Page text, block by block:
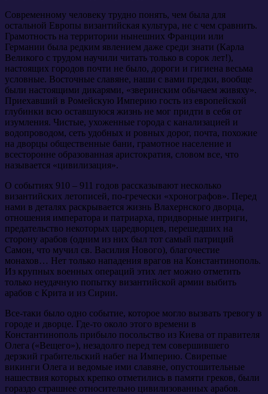
Современному человеку трудно понять, чем была для
остальной Европы византийская культура, не с чем сравнить.
Грамотность на территории нынешних Франции или
Германии была редким явлением даже среди знати (Карла
Великого с трудом научили читать только в сорок лет!),
настоящих городов почти не было, дороги и гигиена весьма
условные. Восточные славяне, наши с вами предки, вообще
были настоящими дикарями, «зверинским обычаем живяху».
Приехавший в Ромейскую Империю гость из европейской
глубинки всю оставшуюся жизнь не мог придти в себя от
изумления. Чистые, ухоженные города с канализацией и
водопроводом, сеть удобных и ровных дорог, почта, похожие
на дворцы общественные бани, грамотное население и
всесторонне образованная аристократия, словом все, что
называется «цивилизация».
О событиях 910 – 911 годов рассказывают несколько
византийских летописей, по-гречески «хронографов». Перед
нами в деталях раскрывается жизнь Влахернского дворца,
отношения императора и патриарха, придворные интриги,
предательство некоторых царедворцев, перешедших на
сторону арабов (одним из них был тот самый патриций
Самон, что мучил св. Василия Нового), благочестие
монахов… Нет только нападения врагов на Константинополь.
Из крупных военных операций этих лет можно отметить
только неудачную попытку византийской армии выбить
арабов с Крита и из Сирии.
Все-таки было одно событие, которое могло вызвать тревогу в
городе и дворце. Где-то около этого времени в
Константинополь прибыло посольство из Киева от правителя
Олега («Вещего»), незадолго перед тем совершившего
дерзкий грабительский набег на Империю. Свирепые
викинги Олега и ведомые ими славяне, опустошительные
нашествия которых крепко отметились в памяти греков, были
гораздо страшнее относительно цивилизованных арабов.